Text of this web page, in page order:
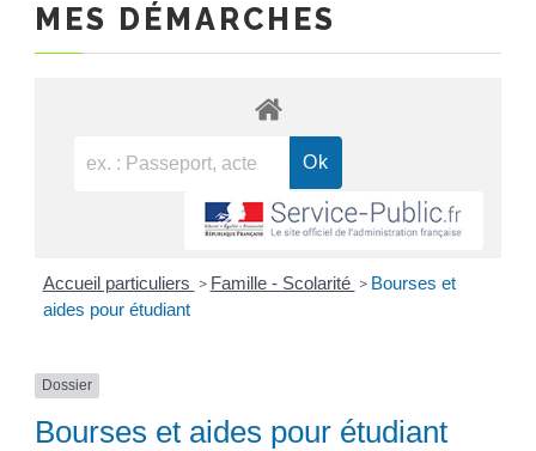
MES DÉMARCHES
Accueil particuliers > Famille - Scolarité > Bourses et
aides pour étudiant
Dossier
Bourses et aides pour étudiant